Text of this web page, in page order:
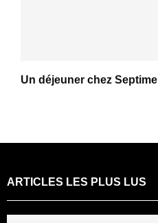
Un déjeuner chez Septime
ARTICLES LES PLUS LUS